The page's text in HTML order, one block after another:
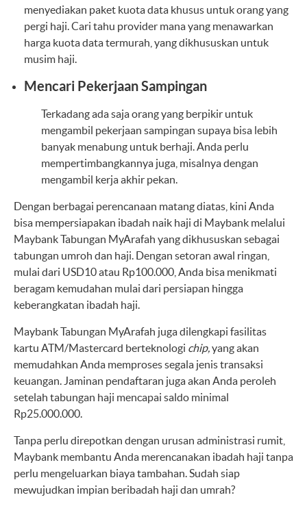
menyediakan paket kuota data khusus untuk orang yang
pergi haji. Cari tahu provider mana yang menawarkan
harga kuota data termurah, yang dikhususkan untuk
musim haji.
Mencari Pekerjaan Sampingan
Terkadang ada saja orang yang berpikir untuk
mengambil pekerjaan sampingan supaya bisa lebih
banyak menabung untuk berhaji. Anda perlu
mempertimbangkannya juga, misalnya dengan
mengambil kerja akhir pekan.
Dengan berbagai perencanaan matang diatas, kini Anda
bisa mempersiapakan ibadah naik haji di Maybank melalui
Maybank Tabungan MyArafah yang dikhususkan sebagai
tabungan umroh dan haji. Dengan setoran awal ringan,
mulai dari USD10 atau Rp100.000, Anda bisa menikmati
beragam kemudahan mulai dari persiapan hingga
keberangkatan ibadah haji.
Maybank Tabungan MyArafah juga dilengkapi fasilitas
kartu ATM/Mastercard berteknologi chip,yang akan
memudahkan Anda memproses segala jenis transaksi
keuangan. Jaminan pendaftaran juga akan Anda peroleh
setelah tabungan haji mencapai saldo minimal
Rp25.000.000.
Tanpa perlu direpotkan dengan urusan administrasi rumit,
Maybank membantu Anda merencanakan ibadah haji tanpa
perlu mengeluarkan biaya tambahan. Sudah siap
mewujudkan impian beribadah haji dan umrah?